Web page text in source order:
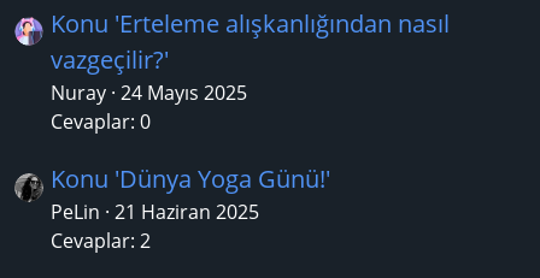
Konu 'Erteleme alışkanlığından nasıl
vazgeçilir?'
Nuray 24 Mayıs 2025
Cevaplar: 0
Konu 'Dünya Yoga Günü!'
PeLin 21 Haziran 2025
Cevaplar: 2